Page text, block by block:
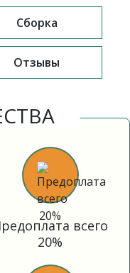
Сборка
Отзывы
всего
20%